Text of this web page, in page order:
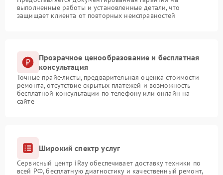
выполненные работы и установленные детали, что
защищает клиента от повторных неисправностей
Прозрачное ценообразование и бесплатная
консультация
Точные прайс-листы, предварительная оценка стоимости
ремонта, отсутствие скрытых платежей и возможность
бесплатной консультации по телефону или онлайн на
сайте
Широкий спектр услуг
Сервисный центр iRay обеспечивает доставку техники по
всей РФ, бесплатную диагностику и качественный ремонт,